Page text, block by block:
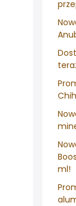
ml!